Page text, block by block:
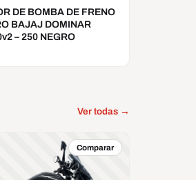
DE BOMBA DE FRENO
BAJAJ DOMINAR
– 250 NEGRO
Ver todas →
Comparar